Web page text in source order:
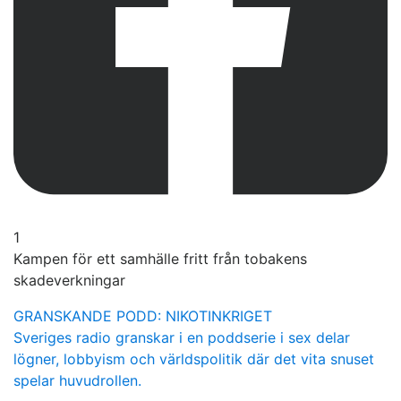
1
Kampen för ett samhälle fritt från tobakens
skadeverkningar
GRANSKANDE PODD: NIKOTINKRIGET
Sveriges radio granskar i en poddserie i sex delar
lögner, lobbyism och världspolitik där det vita snuset
spelar huvudrollen.